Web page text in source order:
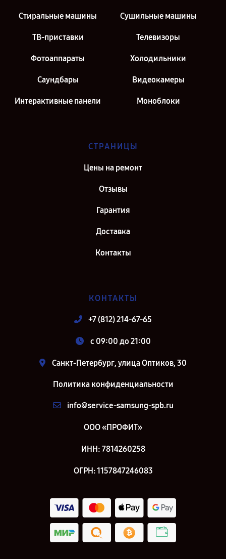
Стиральные машины Сушильные машины
ТВ-приставки Телевизоры
Фотоаппараты Холодильники
Саундбары Видеокамеры
Интерактивные панели Моноблоки
СТРАНИЦЫ
Цены на ремонт
Отзывы
Гарантия
Доставка
Контакты
КОНТАКТЫ
+7 (812) 214-67-65
c 09:00 до 21:00
Санкт-Петербург, улица Оптиков, 30
Политика конфиденциальности
info@service-samsung-spb.ru
ООО «ПРОФИТ»
ИНН: 7814260258
ОГРН: 1157847246083